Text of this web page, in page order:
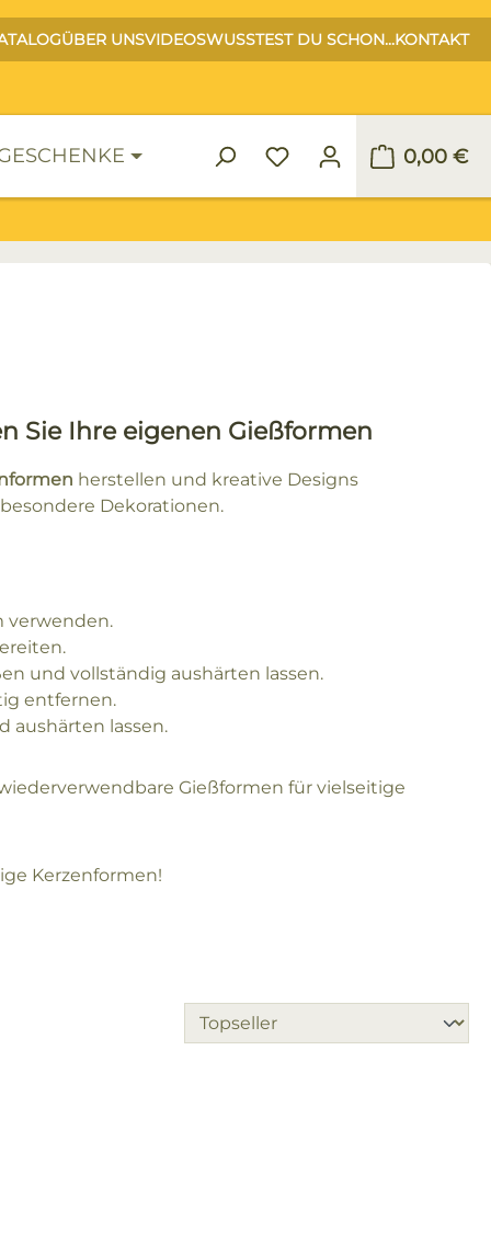
ÜBER UNSVIDEOSWUSSTEST DU SCHON...KONTAKT
0,00 €
Sie Ihre eigenen Gießformen
herstellen und kreative Designs
Dekorationen.
verwenden.
und vollständig aushärten lassen.
entfernen.
aushärten lassen.
Gießformen für vielseitige
Kerzenformen!